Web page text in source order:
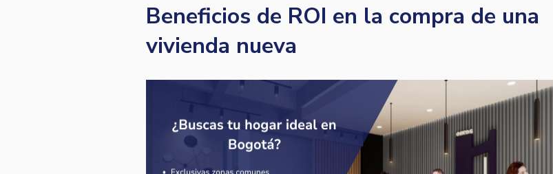
Beneficios de ROI en la compra de una
vivienda nueva